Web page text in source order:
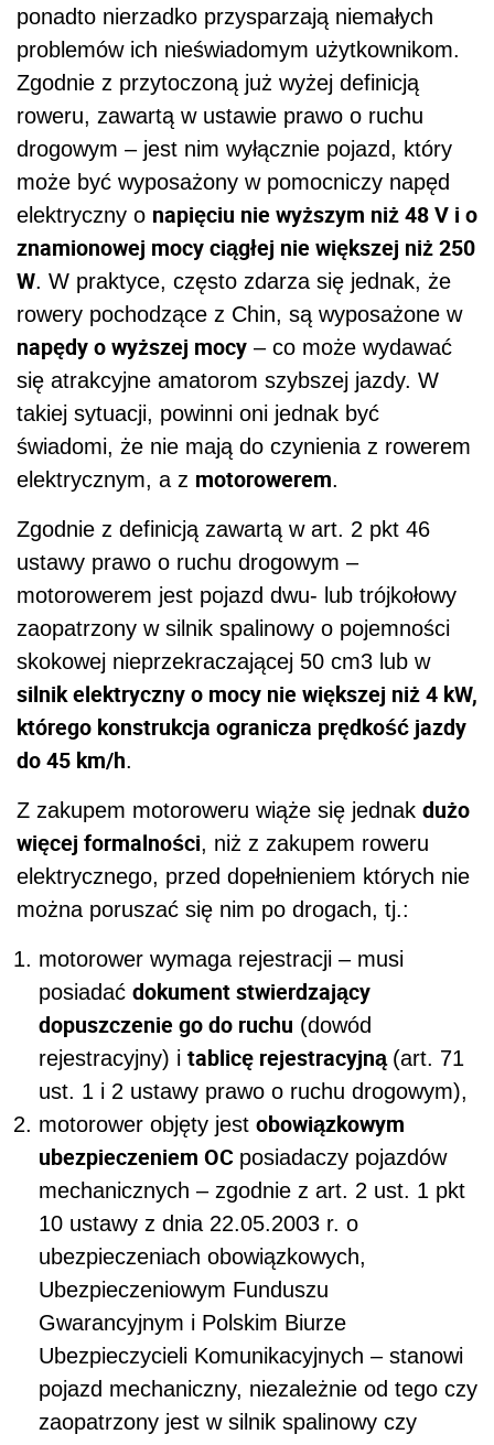
ponadto nierzadko przysparzają niemałych
problemów ich nieświadomym użytkownikom.
Zgodnie z przytoczoną już wyżej definicją
roweru, zawartą w ustawie prawo o ruchu
drogowym – jest nim wyłącznie pojazd, który
może być wyposażony w pomocniczy napęd
elektryczny o napięciu nie wyższym niż 48 V i o
znamionowej mocy ciągłej nie większej niż 250
W. W praktyce, często zdarza się jednak, że
rowery pochodzące z Chin, są wyposażone w
napędy o wyższej mocy – co może wydawać
się atrakcyjne amatorom szybszej jazdy. W
takiej sytuacji, powinni oni jednak być
świadomi, że nie mają do czynienia z rowerem
elektrycznym, a z motorowerem.
Zgodnie z definicją zawartą w art. 2 pkt 46
ustawy prawo o ruchu drogowym –
motorowerem jest pojazd dwu- lub trójkołowy
zaopatrzony w silnik spalinowy o pojemności
skokowej nieprzekraczającej 50 cm3 lub w
silnik elektryczny o mocy nie większej niż 4 kW,
którego konstrukcja ogranicza prędkość jazdy
do 45 km/h.
Z zakupem motoroweru wiąże się jednak dużo
więcej formalności, niż z zakupem roweru
elektrycznego, przed dopełnieniem których nie
można poruszać się nim po drogach, tj.:
motorower wymaga rejestracji – musi
posiadać dokument stwierdzający
dopuszczenie go do ruchu (dowód
rejestracyjny) i tablicę rejestracyjną (art. 71
ust. 1 i 2 ustawy prawo o ruchu drogowym),
motorower objęty jest obowiązkowym
ubezpieczeniem OC posiadaczy pojazdów
mechanicznych – zgodnie z art. 2 ust. 1 pkt
10 ustawy z dnia 22.05.2003 r. o
ubezpieczeniach obowiązkowych,
Ubezpieczeniowym Funduszu
Gwarancyjnym i Polskim Biurze
Ubezpieczycieli Komunikacyjnych – stanowi
pojazd mechaniczny, niezależnie od tego czy
zaopatrzony jest w silnik spalinowy czy